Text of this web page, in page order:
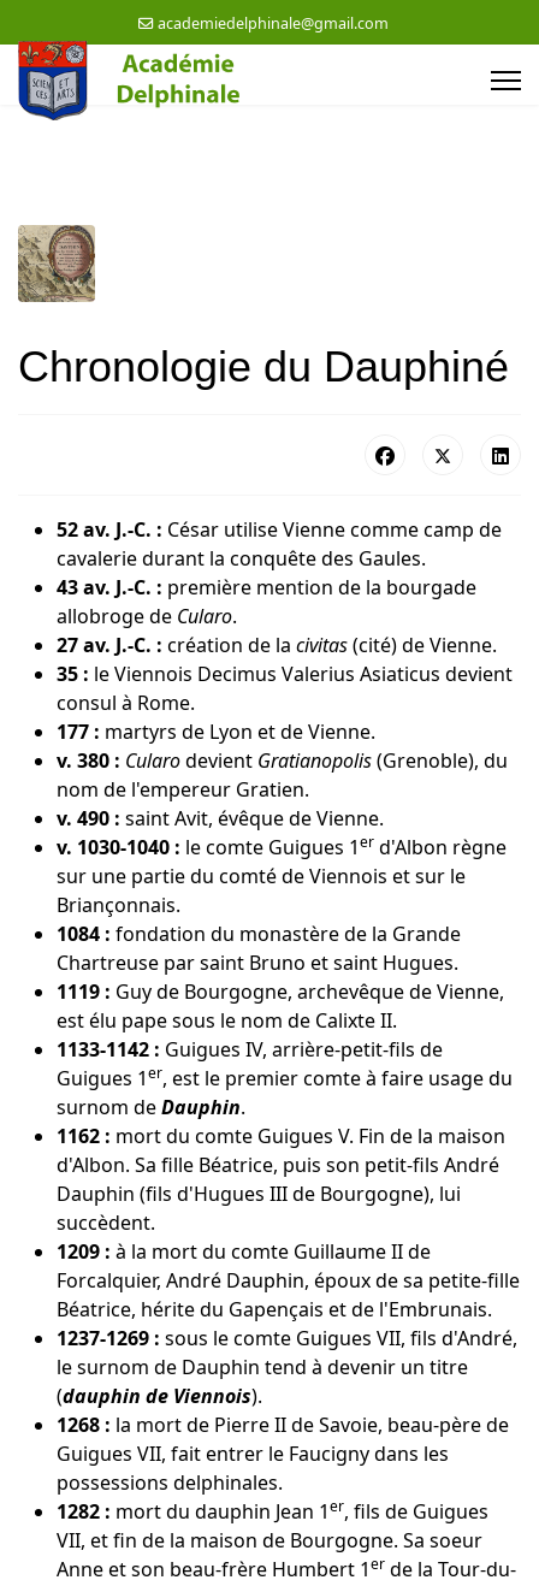
academiedelphinale@gmail.com
Chronologie du Dauphiné
52av. J.-C. : César utilise Vienne comme camp de
cavalerie durant la conquête des Gaules.
43 av. J.-C. : première mention de la bourgade
allobroge de Cularo.
27 av. J.-C. : création de la civitas(cité) de Vienne.
35 : le Viennois Decimus Valerius Asiaticus devient
consul à Rome.
177 : martyrs de Lyon et de Vienne.
v. 380 : Cularodevient Gratianopolis(Grenoble), du
nom de l'empereur Gratien.
v. 490 : saint Avit, évêque de Vienne.
v. 1030-1040 : le comte Guigues 1er d'Albon règne
sur une partie du comté de Viennois et sur le
Briançonnais.
1084 : fondation du monastère de la Grande
Chartreuse par saint Bruno et saint Hugues.
1119 : Guy de Bourgogne, archevêque de Vienne,
est élu pape sous le nom de Calixte II.
1133-1142 : Guigues IV, arrière-petit-fils de
Guigues 1er, est le premier comte à faire usage du
surnom deDauphin.
1162 : mort du comte Guigues V. Fin de la maison
d'Albon. Sa fille Béatrice, puis son petit-fils André
Dauphin (fils d'Hugues III de Bourgogne), lui
succèdent.
1209 : à la mort du comte Guillaume II de
Forcalquier, André Dauphin, époux de sa petite-fille
Béatrice, hérite du Gapençais et de l'Embrunais.
1237-1269 : sous le comte Guigues VII, fils d'André,
le surnom de Dauphin tend à devenir un titre
(dauphin de Viennois).
1268 : la mort de Pierre II de Savoie, beau-père de
Guigues VII, fait entrer le Faucigny dans les
possessions delphinales.
1282 : mort du dauphin Jean 1er, fils de Guigues
VII, et fin de la maison de Bourgogne. Sa soeur
Anne et son beau-frère Humbert 1er de la Tour-du-